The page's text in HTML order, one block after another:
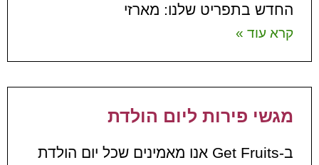
החדש בתפריט שלנו: מארזי
קרא עוד »
מגשי פירות ליום הולדת
ב-Get Fruits אנו מאמינים שכל יום הולדת